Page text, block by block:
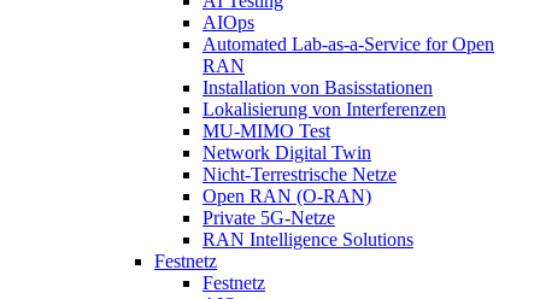
AIOps
Automated Lab-as-a-Service for Open
RAN
Installation von Basisstationen
Lokalisierung von Interferenzen
MU-MIMO Test
Network Digital Twin
Nicht-Terrestrische Netze
Open RAN (O-RAN)
Private 5G-Netze
RAN Intelligence Solutions
Festnetz
Festnetz